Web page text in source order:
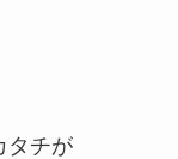
タチが